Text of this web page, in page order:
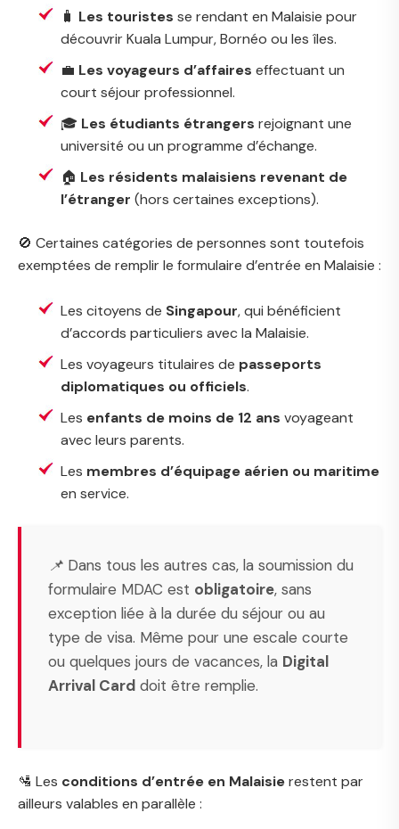
🧳 Les touristes se rendant en Malaisie pour
découvrir Kuala Lumpur, Bornéo ou les îles.
💼 Les voyageurs d’affaires effectuant un
court séjour professionnel.
🎓 Les étudiants étrangers rejoignant une
université ou un programme d’échange.
🏠 Les résidents malaisiens revenant de
l’étranger (hors certaines exceptions).
🚫 Certaines catégories de personnes sont toutefois
exemptées de remplir le formulaire d’entrée en Malaisie :
Les citoyens de Singapour, qui bénéficient
d’accords particuliers avec la Malaisie.
Les voyageurs titulaires de passeports
diplomatiques ou officiels.
Les enfants de moins de 12 ans voyageant
avec leurs parents.
Les membres d’équipage aérien ou maritime
en service.
📌 Dans tous les autres cas, la soumission du
formulaire MDAC est obligatoire, sans
exception liée à la durée du séjour ou au
type de visa. Même pour une escale courte
ou quelques jours de vacances, la Digital
Arrival Card doit être remplie.
🛂 Les conditions d’entrée en Malaisierestent par
ailleurs valables en parallèle :